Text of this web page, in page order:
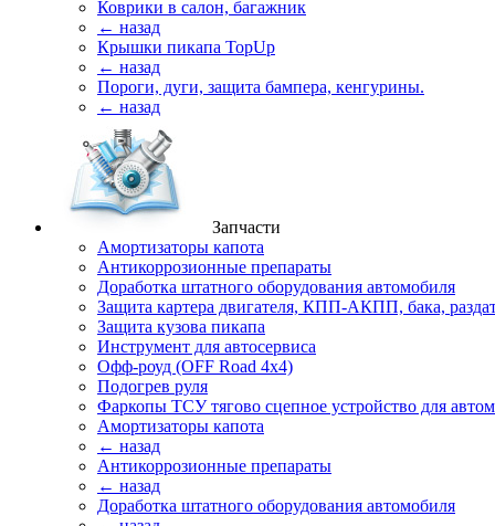
Коврики в салон, багажник
← назад
Крышки пикапа TopUp
← назад
Пороги, дуги, защита бампера, кенгурины.
← назад
Запчасти
Амортизаторы капота
Антикоррозионные препараты
Доработка штатного оборудования автомобиля
Защита картера двигателя, КПП-АКПП, бака,
Защита кузова пикапа
Инструмент для автосервиса
Офф-роуд (OFF Road 4x4)
Подогрев руля
Фаркопы ТСУ тягово сцепное устройство для
Амортизаторы капота
← назад
Антикоррозионные препараты
← назад
Доработка штатного оборудования автомобиля